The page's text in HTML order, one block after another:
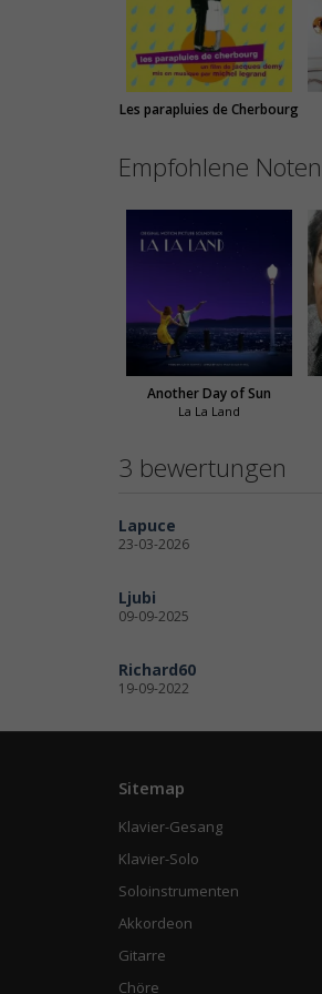
Les parapluies de Cherbourg
Empfohlene Noten
Another Day of Sun
La La Land
3 bewertungen
Lapuce
23-03-2026
Ljubi
09-09-2025
Richard60
19-09-2022
Sitemap
Klavier-Gesang
Klavier-Solo
Soloinstrumenten
Akkordeon
Gitarre
Chöre